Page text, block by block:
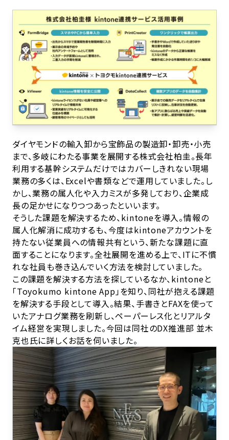
ダイヤモンドの輸入卸から宝飾品の製造卸・卸売・小売
まで、多岐にわたる事業を展開する株式会社柏圭。長年
利用する基幹システムだけではカバーしきれない現場
業務の多くは、Excelや書類などで運用していました。し
かし、業務の属人化や入力ミスが多発しており、企業成
長の足かせになりつつあったといいます。
そうした課題を解決するため、kintoneを導入。情報の
属人化解消に成功するも、今度はkintoneアカウントを
持たない従業員への情報共有という、新たな課題に直
面することになります。全社展開を進める上で、ITに不慣
れな社員も巻き込んでいく方法を検討していました。
この課題を解決する方法を探しているなか、kintoneと
「Toyokumo kintone App」を知り、同社が抱える課題
を解決する手段として導入。結果、手書きとFAXを使って
いたアナログ業務を刷新し、ペーパーレス化とリアルタ
イム経営を実現しました。今回は同社のDX推進部 並木
克也氏に詳しくお話を伺いました。